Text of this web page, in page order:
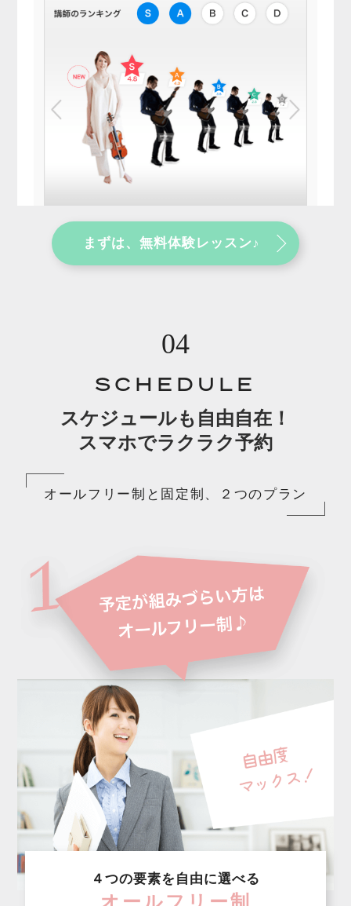
まずは、無料体験レッスン♪
04
SCHEDULE
スケジュールも自由自在！
スマホでラクラク予約
オールフリー制と固定制、２つのプラン
４つの要素を自由に選べる
オールフリー制